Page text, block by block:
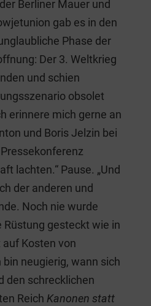
Berliner Mauer und
gab es in den
Phase der
Der 3. Weltkrieg
und schien
obsolet
erinnere mich gerne an
und Boris Jelzin bei
lachten.“ Pause. „Und
der anderen und
Noch nie wurde
Rüstung gesteckt wie in
Kosten von
neugierig, wann sich
den schrecklichen
Reich Kanonen statt